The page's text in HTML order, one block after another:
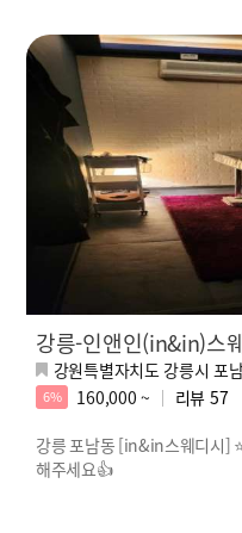
강릉-인앤인(in&in)스
강원특별자치도 강릉시 포
6% 160,000 ~ 리뷰 57
강릉 포남동 [in&in스웨디시]
해주세요👍